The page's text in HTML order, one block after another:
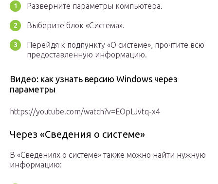
Разверните параметры компьютера.
Выберите блок «Система».
Перейдя к подпункту «О системе», прочтите всю
предоставленную информацию.
Видео: как узнать версию Windows через
параметры
https://youtube.com/watch?v=EOpLJvtq-x4
Через «Сведения о системе»
В «Сведениях о системе» также можно найти нужную
информацию: